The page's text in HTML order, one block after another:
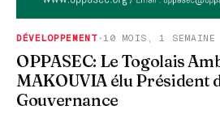
DÉVELOPPEMENT·10 MOIS, 1 SEMAINE
OPPASEC: Le Togolais
MAKOUVIA élu Président
Gouvernance